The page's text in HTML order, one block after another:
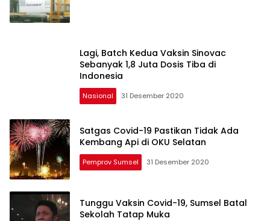
Lagi, Batch Kedua Vaksin Sinovac
Sebanyak 1,8 Juta Dosis Tiba di
Indonesia
Nasional 31 Desember 2020
Satgas Covid-19 Pastikan Tidak Ada
Kembang Api di OKU Selatan
Pemprov Sumsel 31 Desember 2020
Tunggu Vaksin Covid-19, Sumsel Batal
Sekolah Tatap Muka